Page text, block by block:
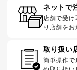
ネットで
店舗で受け
り店舗をお
取り扱い
簡単操作で